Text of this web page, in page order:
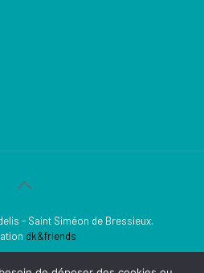
- Saint Siméon de Bressieux.
dk&friends